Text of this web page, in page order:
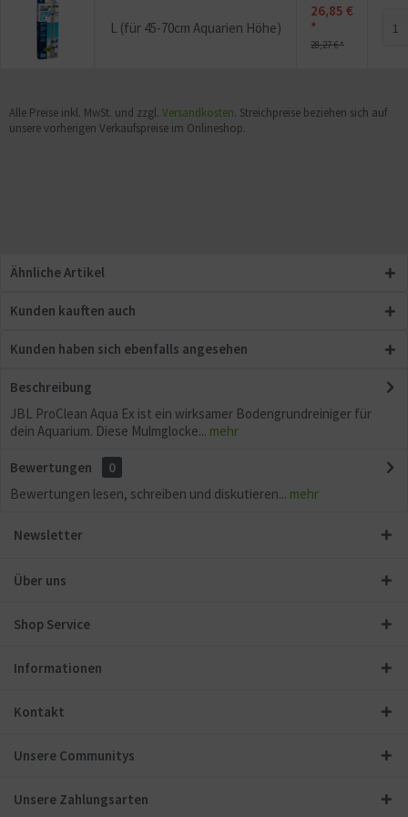
L (für 45-70cm Aquarien Höhe)
26,85 €
*
28,27 € *
Alle Preise inkl. MwSt. und zzgl. Versandkosten. Streichpreise beziehen sich auf
unsere vorherigen Verkaufspreise im Onlineshop.
Ähnliche Artikel
Kunden kauften auch
Kunden haben sich ebenfalls angesehen
Beschreibung
JBL ProClean Aqua Ex ist ein wirksamer Bodengrundreiniger für
dein Aquarium. Diese Mulmglocke... mehr
Bewertungen
0
Bewertungen lesen, schreiben und diskutieren... mehr
Newsletter
Über uns
Shop Service
Informationen
Kontakt
Unsere Communitys
Unsere Zahlungsarten